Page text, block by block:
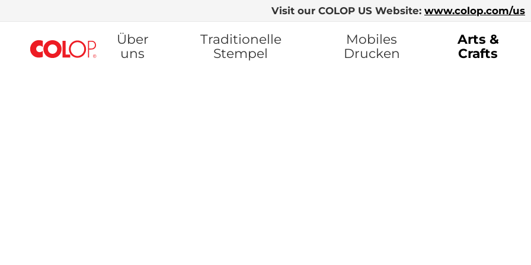
Visit our COLOP US Website: www.colop.com/us
springen
Über
uns
Traditionelle
Stempel
Mobiles
Drucken
Arts &
Crafts